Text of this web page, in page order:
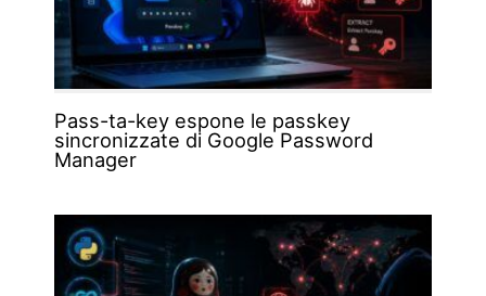
Pass-ta-key espone le passkey
sincronizzate di Google Password
Manager